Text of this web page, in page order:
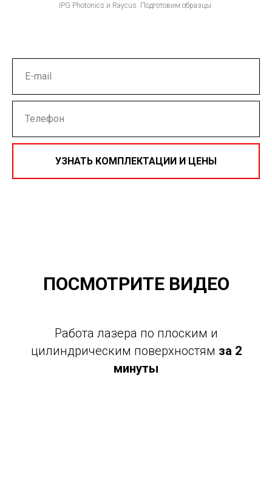
IPG Photonics и Raycus. Подготовим образцы.
УЗНАТЬ КОМПЛЕКТАЦИИ И ЦЕНЫ
ПОСМОТРИТЕ ВИДЕО
Работа лазера по плоским и
цилиндрическим поверхностям за 2
минуты